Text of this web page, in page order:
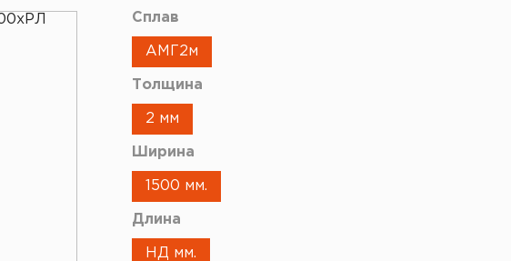
Сплав
АМГ2м
Толщина
2 мм
Ширина
1500 мм.
Длина
НД мм.